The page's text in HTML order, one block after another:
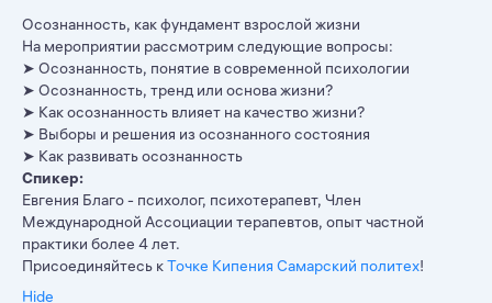
Осознанность, как фундамент взрослой жизни
На мероприятии рассмотрим следующие вопросы:
➤ Осознанность, понятие в современной психологии
➤ Осознанность, тренд или основа жизни?
➤ Как осознанность влияет на качество жизни?
➤ Выборы и решения из осознанного состояния
➤ Как развивать осознанность
Спикер:
Евгения Благо - психолог, психотерапевт, Член
Международной Ассоциации терапевтов, опыт частной
практики более 4 лет.
Присоединяйтесь кТочке Кипения Самарский политех!
Hide